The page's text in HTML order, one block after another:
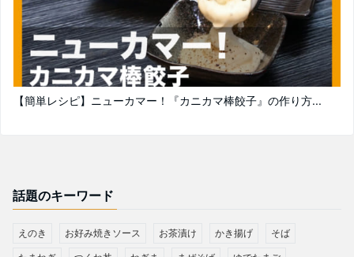
【簡単レシピ】ニューカマー！『カニカマ棒餃子』の作り方...
話題のキーワード
えのき お好み焼きソース お茶漬け かき揚げ そば